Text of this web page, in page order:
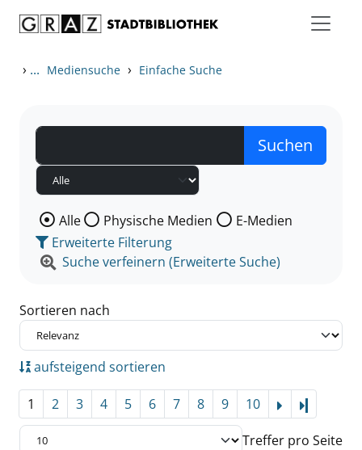
› ... Mediensuche › Einfache Suche
Wählen Sie die Medienart nach der Sie suchen wollen.
Alle Physische Medien
E-Medien
Erweiterte Filterung
Suche verfeinern (Erweiterte Suche)
Sortieren nach
aufsteigend sortieren
1 2 3 4 5 6 7 8 9 10
Treffer pro Seite